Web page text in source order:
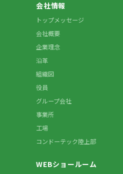
会社情報
トップメッセージ
会社概要
企業理念
沿革
組織図
役員
グループ会社
事業所
工場
コンドーテック陸上部
WEBショールーム